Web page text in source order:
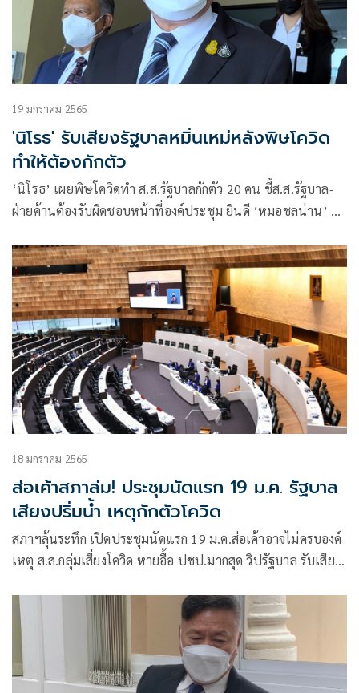
19 มกราคม 2565
'นิโรธ' รับเสียงรัฐบาลหมิ่นเหม่หลังพิษโควิด
ทำให้ต้องกักตัว
‘นิโรธ’ เผยพิษโควิดทำ ส.ส.รัฐบาลกักตัว 20 คน ชี้ส.ส.รัฐบาล-
ฝ่ายค้านต้องรับผิดชอบหน้าที่องค์ประชุม ยินดี ‘หมอชลน่าน’ รับ
18 มกราคม 2565
ส่อเค้าสภาล่ม! ประชุมนัดแรก 19 ม.ค. รัฐบาล
เสียงปริ่มน้ำ เหตุกักตัวโควิด
สภาฯลุ้นระทึก เปิดประชุมนัดแรก 19 ม.ค.ส่อเค้าอาจไม่ครบองค์
เหตุ ส.ส.กลุ่มเสี่ยงโควิด หายอื้อ ปชป.มากสุด วิปรัฐบาล รับเสียง
ค้าน อยู่ร่วมเป็นองค์ประชุม หวั่น กฎหมายสำคัญ ถูกเลื่อนอีก
เลขาชวน เสียงแข็ง ย้ำเดินหน้าประชุมต่อ